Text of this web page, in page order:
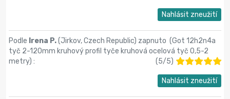
Nahlásit zneužití
Podle Irena P.(Jirkov, Czech Republic) zapnuto (Got 12h2n4a
tyč 2-120mm kruhový profil tyče kruhová ocelová tyč 0,5-2
metry) : (5/5)
Nahlásit zneužití